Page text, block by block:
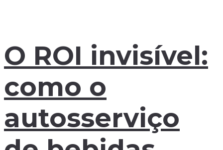
O ROI invisível:
como o
autosserviço